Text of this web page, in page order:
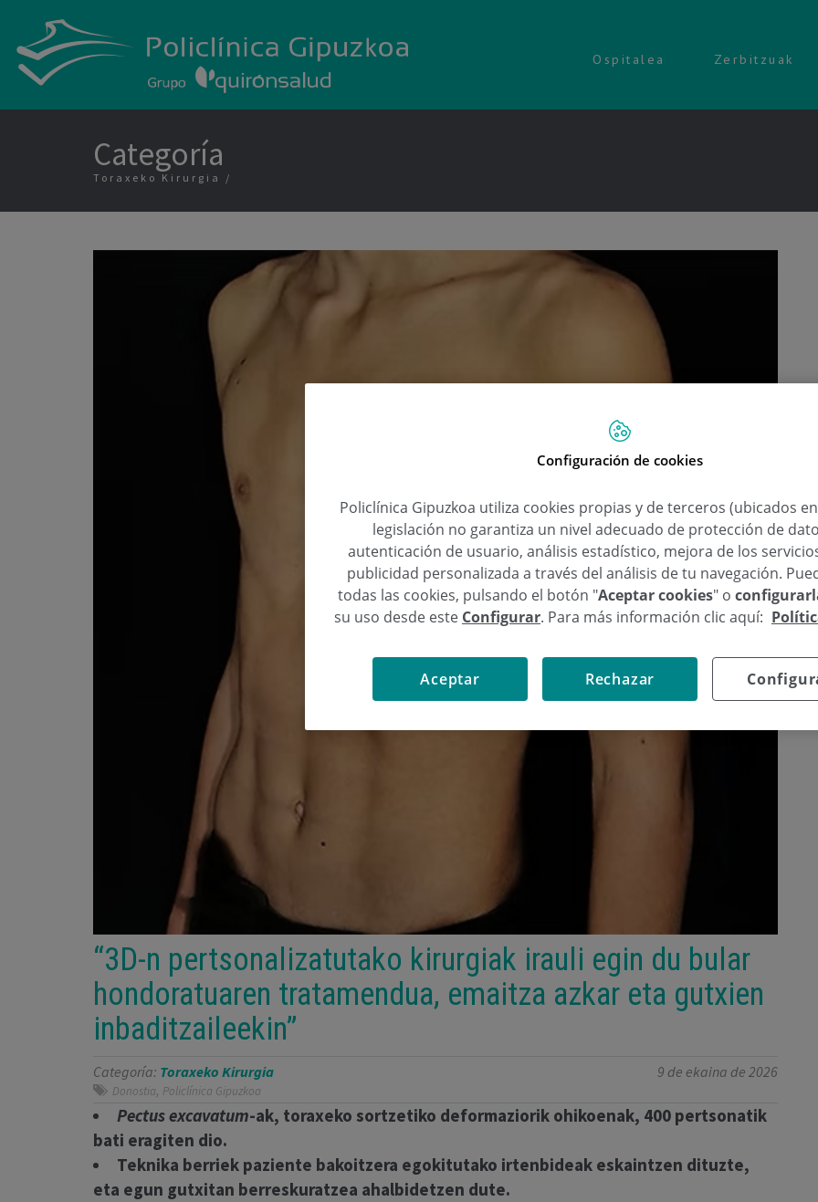
Ospitalea Zerbitzuak
Categoría
Toraxeko Kirurgia
“3D-n pertsonalizatutako kirurgiak irauli egin du bular
hondoratuaren tratamendua, emaitza azkar eta gutxien
inbaditzaileekin”
Categoría: Toraxeko Kirurgia 9 de ekaina de 2026
Donostia, Policlínica Gipuzkoa
Pectus excavatum-ak, toraxeko sortzetiko deformaziorik ohikoenak, 400 pertsonatik
bati eragiten dio.
Teknika berriek paziente bakoitzera egokitutako irtenbideak eskaintzen dituzte,
eta egun gutxitan berreskuratzea ahalbidetzen dute.
Configuración de cookies
Policlínica Gipuzkoa utiliza cookies propias y de terceros (ubicados
legislación no garantiza un nivel adecuado de protección de
autenticación de usuario, análisis estadístico, mejora de los
publicidad personalizada a través del análisis de tu navegación.
todas las cookies, pulsando el botón "Aceptar cookies" o
su uso desde este Configurar. Para más información clic aquí:
Rechazar
Aceptar